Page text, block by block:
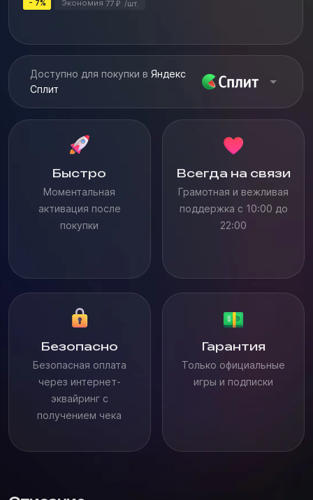
- 7% Экономия 77 ₽ /шт.
Доступно для покупки в Яндекс
Сплит
Быстро
Моментальная
активация после
покупки
Всегда на связи
Грамотная и вежливая
поддержка с 10:00 до
22:00
Безопасно
Безопасная оплата
через интернет-
эквайринг с
получением чека
Гарантия
Только официальные
игры и подписки